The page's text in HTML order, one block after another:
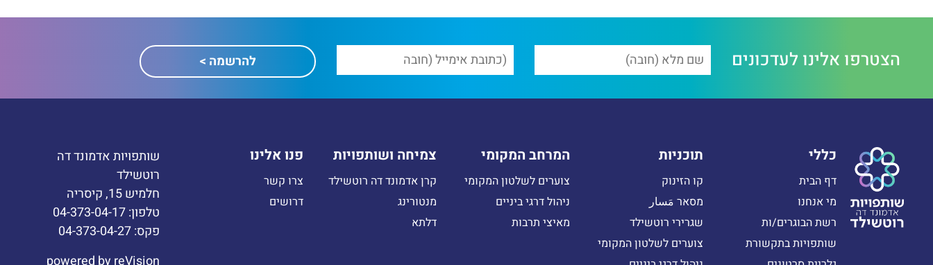
הצטרפו אלינו לעדכונים
כללי
דף הבית
מי אנחנו
רשת הבוגרים/ות
שותפויות בתקשורת
תוכניות
קו הזינוק
מסאר مَسار
שגרירי רוטשילד
צוערים לשלטון המקומי
המרחב המקומי
צוערים לשלטון המקומי
ניהול דרגי ביניים
מאיצי תרבות
צמיחה ושותפויות
קרן אדמונד דה רוטשילד
מנטורינג
דלתא
פנו אלינו
צרו קשר
דרושים
שותפויות אדמונד דה
רוטשילד
חלמיש 15, קיסריה
טלפון: 04-373-04-17
פקס: 04-373-04-27
powered by reVision